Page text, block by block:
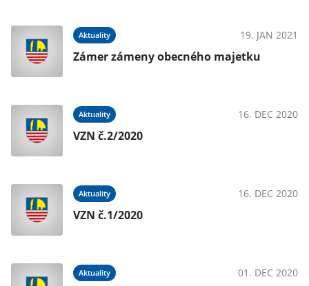
Aktuality 19. JAN 2021
Zámer zámeny obecného majetku
Aktuality 16. DEC 2020
VZN č.2/2020
Aktuality 16. DEC 2020
VZN č.1/2020
Aktuality 01. DEC 2020